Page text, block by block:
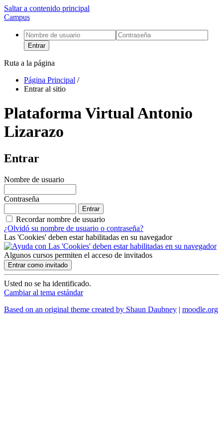
Saltar a contenido principal
Campus
Entrar
Ruta a la página
Página Principal /
Entrar al sitio
Plataforma Virtual Antonio
Lizarazo
Entrar
Nombre de usuario
Contraseña
Recordar nombre de usuario
¿Olvidó su nombre de usuario o contraseña?
Las 'Cookies' deben estar habilitadas en su navegador
Algunos cursos permiten el acceso de invitados
Usted no se ha identificado.
Cambiar al tema estándar
Based on an original theme created by Shaun Daubney | moodle.org